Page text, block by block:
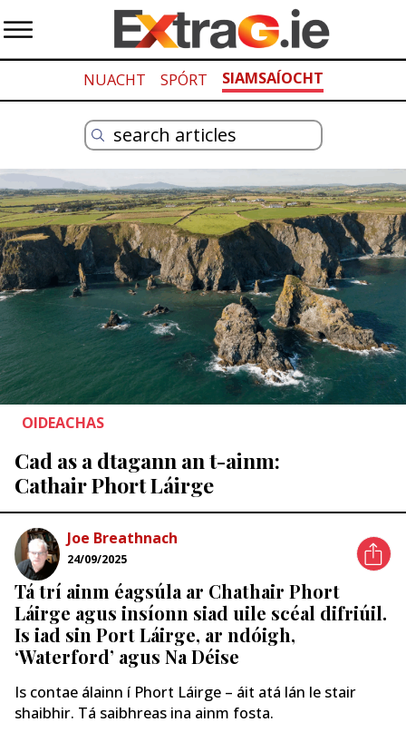
NUACHT SPÓRT SIAMSAÍOCHT
OIDEACHAS
Cad as a dtagann an t-ainm:
Cathair Phort Láirge
Joe Breathnach
24/09/2025
Tá trí ainm éagsúla ar Chathair Phort
Láirge agus insíonn siad uile scéal difriúil.
Is iad sin Port Láirge, ar ndóigh,
‘Waterford’ agus Na Déise
Is contae álainn í Phort Láirge – áit atá lán le stair
shaibhir. Tá saibhreas ina ainm fosta.